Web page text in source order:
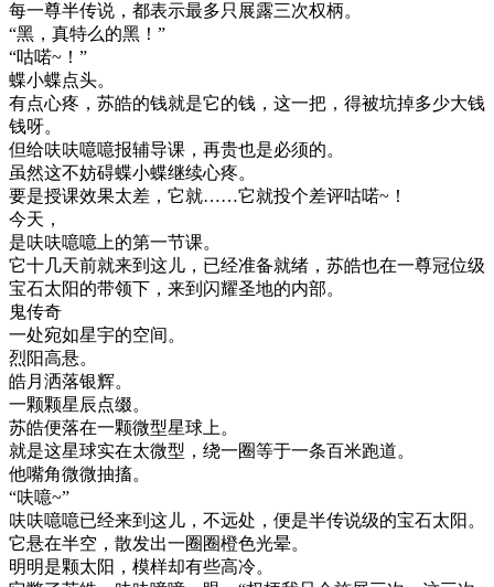
每一尊半传说，都表示最多只展露三次权柄。
“黑，真特么的黑！”
“咕喏~！”
蝶小蝶点头。
有点心疼，苏皓的钱就是它的钱，这一把，得被坑掉多少大钱
钱呀。
但给呋呋噫噫报辅导课，再贵也是必须的。
虽然这不妨碍蝶小蝶继续心疼。
要是授课效果太差，它就……它就投个差评咕喏~！
今天，
是呋呋噫噫上的第一节课。
它十几天前就来到这儿，已经准备就绪，苏皓也在一尊冠位级
宝石太阳的带领下，来到闪耀圣地的内部。
鬼传奇
一处宛如星宇的空间。
烈阳高悬。
皓月洒落银辉。
一颗颗星辰点缀。
苏皓便落在一颗微型星球上。
就是这星球实在太微型，绕一圈等于一条百米跑道。
他嘴角微微抽搐。
“呋噫~”
呋呋噫噫已经来到这儿，不远处，便是半传说级的宝石太阳。
它悬在半空，散发出一圈圈橙色光晕。
明明是颗太阳，模样却有些高冷。